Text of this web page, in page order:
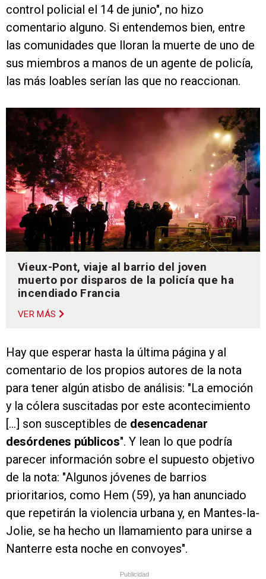
control policial el 14 de junio", no hizo
comentario alguno. Si entendemos bien, entre
las comunidades que lloran la muerte de uno de
sus miembros a manos de un agente de policía,
las más loables serían las que no reaccionan.
Vieux-Pont, viaje al barrio del joven
muerto por disparos de la policía que ha
incendiado Francia
VER MÁS
Hay que esperar hasta la última página y al
comentario de los propios autores de la nota
para tener algún atisbo de análisis: "La emoción
y la cólera suscitadas por este acontecimiento
[...] son susceptibles de desencadenar
desórdenes públicos". Y lean lo que podría
parecer información sobre el supuesto objetivo
de la nota: "Algunos jóvenes de barrios
prioritarios, como Hem (59), ya han anunciado
que repetirán la violencia urbana y, en Mantes-la-
Jolie, se ha hecho un llamamiento para unirse a
Nanterre esta noche en convoyes".
Publicidad